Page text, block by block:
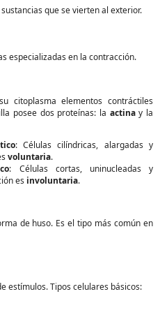
que se vierten al exterior.
especializadas en la contracción.
citoplasma elementos contráctiles
posee dos proteínas: la actinay la
: Células cilíndricas, alargadas y
voluntaria.
: Células cortas, uninucleadas y
es involuntaria.
de huso. Es el tipo más común en
estímulos. Tipos celulares básicos: